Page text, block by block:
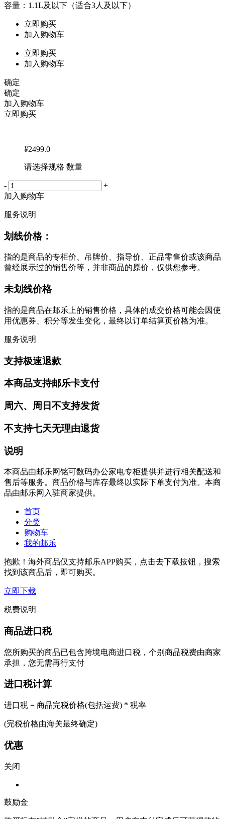
容量：1.1L及以下（适合3人及以下）
立即购买
加入购物车
立即购买
加入购物车
确定
确定
加入购物车
立即购买
¥2499.0
请选择规格 数量
-
+
加入购物车
服务说明
划线价格：
指的是商品的专柜价、吊牌价、指导价、正品零售价或该商品
曾经展示过的销售价等，并非商品的原价，仅供您参考。
未划线价格
指的是商品在邮乐上的销售价格，具体的成交价格可能会因使
用优惠券、积分等发生变化，最终以订单结算页价格为准。
服务说明
支持极速退款
本商品支持邮乐卡支付
周六、周日不支持发货
不支持七天无理由退货
说明
本商品由邮乐网铭可数码办公家电专柜提供并进行相关配送和
售后等服务。商品价格与库存最终以实际下单支付为准。本商
品由邮乐网入驻商家提供。
首页
分类
购物车
我的邮乐
抱歉！海外商品仅支持邮乐APP购买，点击去下载按钮，搜索
找到该商品后，即可购买。
立即下载
税费说明
商品进口税
您所购买的商品已包含跨境电商进口税，个别商品税费由商家
承担，您无需再行支付
进口税计算
进口税 = 商品完税价格(包括运费) * 税率
(完税价格由海关最终确定)
优惠
关闭
鼓励金